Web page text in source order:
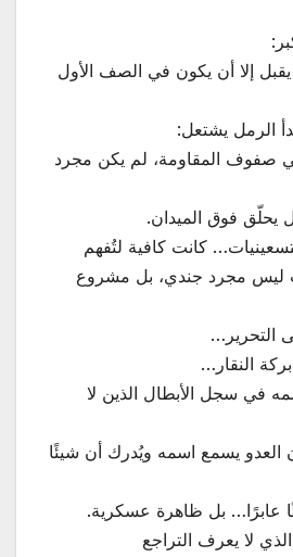
يقبل إلا أن يكون في الصف الأول
الرمل يشتعل:
صفوف المقاومة، لم يكن مجرد
يحلّق فوق الميدان.
كانت كافية لتُفهم
ليس مجرد جندي، بل مشروع
التحرير…
النقار…
في سجل الأبطال الذين لا
العدو يسمع اسمه ويُدرك أن شيئًا
عابرًا… بل ظاهرة عسكرية.
لا يعرف التراجع